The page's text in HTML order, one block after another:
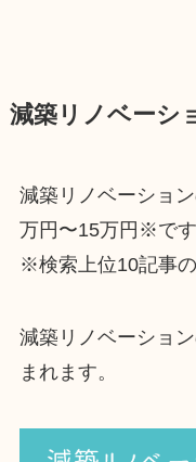
減築リノベーシ
減築リノベーショ
万円〜15万円※です
※検索上位10記事
減築リノベーショ
まれます。